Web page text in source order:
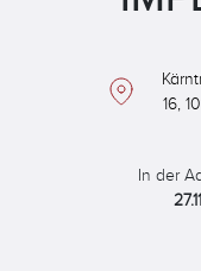
16,
In der